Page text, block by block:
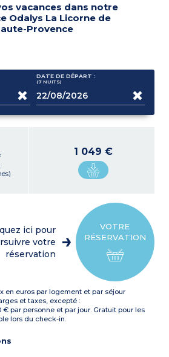
vacances dans notre
Odalys La Licorne de
Provence
DATE DE DÉPART :
(7 NUITS)
1 049 €
VOTRE
RÉSERVATION
ici pour
votre
réservation
en euros par logement et par séjour
et taxes, excepté :
€ par personne et par jour. Gratuit pour les
lors du check-in.